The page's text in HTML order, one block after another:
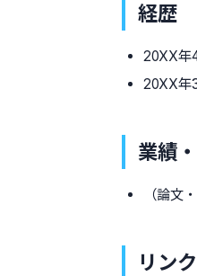
経歴
20XX年
20XX年
業績
（論文
リンク